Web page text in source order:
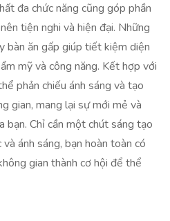
đa chức năng cũng góp phần
tiện nghi và hiện đại. Những
bàn ăn gấp giúp tiết kiệm diện
mỹ và công năng. Kết hợp với
phản chiếu ánh sáng và tạo
gian, mang lại sự mới mẻ và
bạn. Chỉ cần một chút sáng tạo
ánh sáng, bạn hoàn toàn có
gian thành cơ hội để thể